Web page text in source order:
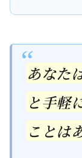
あなた
と手軽
ことは